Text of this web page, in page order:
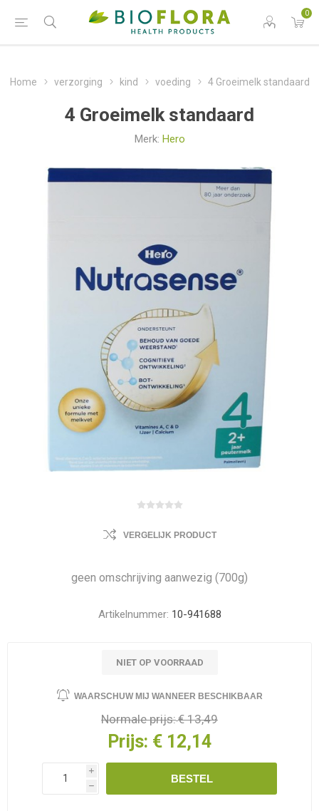
0
Home verzorging kind voeding 4 Groeimelk standaard
4 Groeimelk standaard
Merk: Hero
VERGELIJK PRODUCT
geen omschrijving aanwezig (700g)
Artikelnummer: 10-941688
NIET OP VOORRAAD
WAARSCHUW MIJ WANNEER BESCHIKBAAR
Normale prijs:€ 13,49
Prijs: € 12,14
i
h
BESTEL